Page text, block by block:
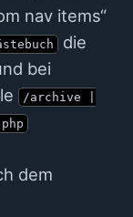
nav items“
die
bei
/archive |
dem